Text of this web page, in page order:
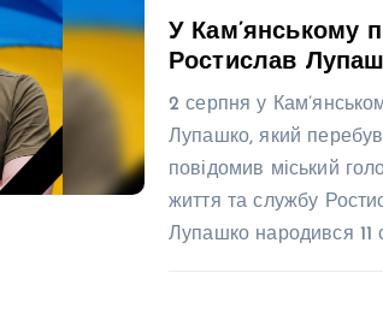
У Кам’янському
Ростислав
2 серпня у
Лупашко, який
повідомив міський
життя та службу
Лупашко народився 11